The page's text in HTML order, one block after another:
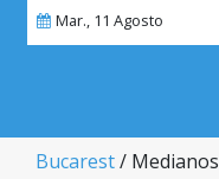
Mar., 11 Agosto
Bucarest/ Medianos